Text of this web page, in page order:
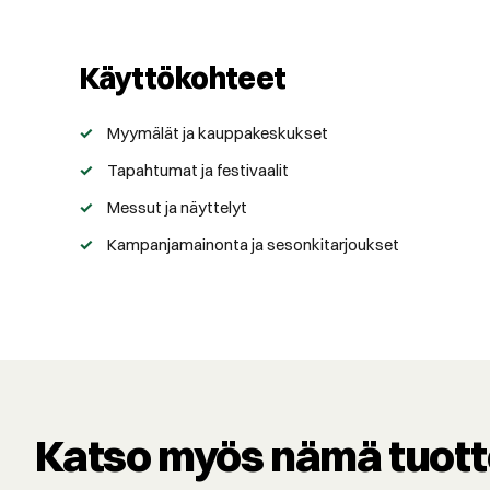
Käyttökohteet
Myymälät ja kauppakeskukset
Tapahtumat ja festivaalit
Messut ja näyttelyt
Kampanjamainonta ja sesonkitarjoukset
Katso myös nämä